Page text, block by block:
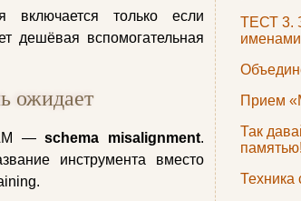
ТЕСТ 3.
Прием
Так
памятью!
Техника
включается только если
дешёвая вспомогательная
ожидает
—schema misalignment.
инструмента вместо